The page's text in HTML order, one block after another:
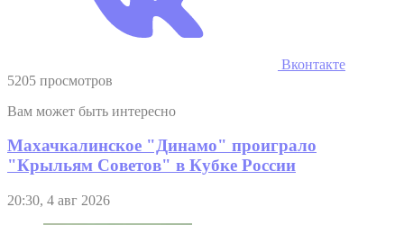
Вконтакте
5205 просмотров
Вам может быть интересно
Махачкалинское "Динамо" проиграло
"Крыльям Советов" в Кубке России
20:30, 4 авг 2026